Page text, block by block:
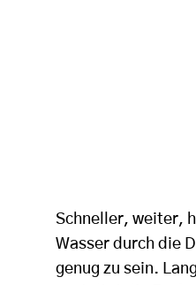
Schneller, weiter,
Wasser durch die
genug zu sein.